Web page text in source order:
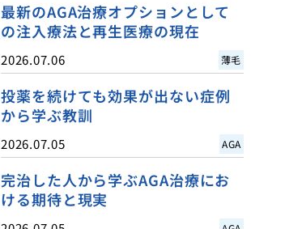
最新のAGA治療オプションとして
の注入療法と再生医療の現在
2026.07.06 薄毛
投薬を続けても効果が出ない症例
から学ぶ教訓
2026.07.05 AGA
完治した人から学ぶAGA治療にお
ける期待と現実